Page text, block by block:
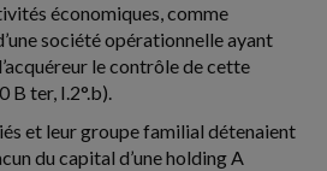
économiques, comme
société opérationnelle ayant
le contrôle de cette
B ter, I.2°.b).
et leur groupe familial détenaient
du capital d’une holding A